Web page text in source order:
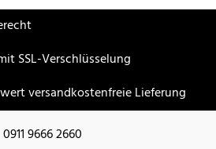
SSL-Verschlüsselung
versandkostenfreie Lieferung
0911 9666 2660